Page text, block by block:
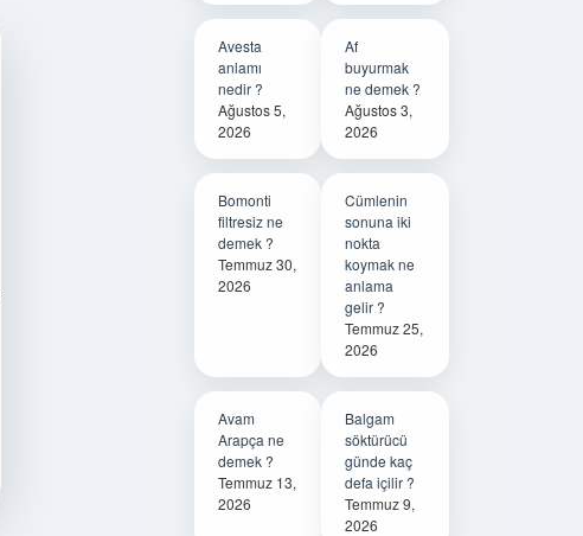
Avesta
anlamı
nedir ?
Ağustos 5,
2026
Af
buyurmak
ne demek ?
Ağustos 3,
2026
Bomonti
filtresiz ne
demek ?
Temmuz 30,
2026
Cümlenin
sonuna iki
nokta
koymak ne
anlama
gelir ?
Temmuz 25,
2026
Avam
Arapça ne
demek ?
Temmuz 13,
2026
Balgam
söktürücü
günde kaç
defa içilir ?
Temmuz 9,
2026